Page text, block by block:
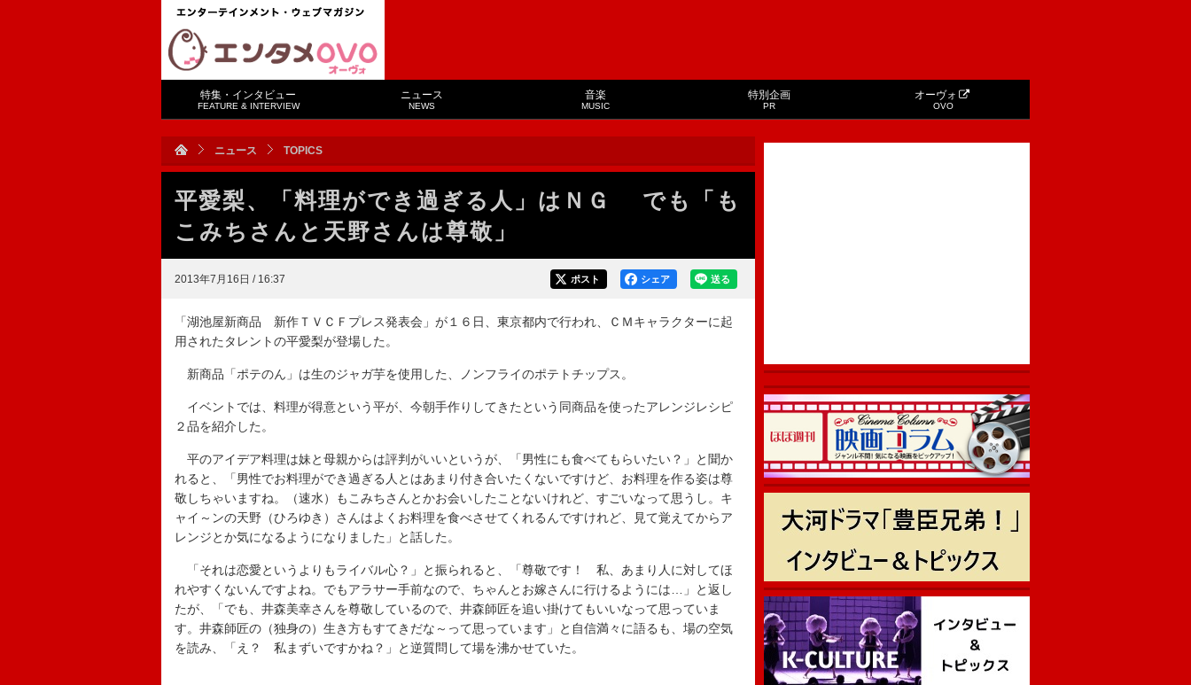
特集・インタビュー
FEATURE & INTERVIEW
ニュース
NEWS
音楽
MUSIC
特別企画
PR
オーヴォ
OVO
ニュース TOPICS
平愛梨、「料理ができ過ぎる人」はＮＧ でも「も
こみちさんと天野さんは尊敬」
2013年7月16日 / 16:37 送る
シェア
ポスト
「湖池屋新商品 新作ＴＶＣＦプレス発表会」が１６日、東京都内で行われ、ＣＭキャラクターに起
用されたタレントの平愛梨が登場した。
新商品「ポテのん」は生のジャガ芋を使用した、ノンフライのポテトチップス。
イベントでは、料理が得意という平が、今朝手作りしてきたという同商品を使ったアレンジレシピ
２品を紹介した。
平のアイデア料理は妹と母親からは評判がいいというが、「男性にも食べてもらいたい？」と聞か
れると、「男性でお料理ができ過ぎる人とはあまり付き合いたくないですけど、お料理を作る姿は尊
敬しちゃいますね。（速水）もこみちさんとかお会いしたことないけれど、すごいなって思うし。キ
ャイ～ンの天野（ひろゆき）さんはよくお料理を食べさせてくれるんですけれど、見て覚えてからア
レンジとか気になるようになりました」と話した。
「それは恋愛というよりもライバル心？」と振られると、「尊敬です！ 私、あまり人に対してほ
れやすくないんですよね。でもアラサー手前なので、ちゃんとお嫁さんに行けるようには…」と返し
たが、「でも、井森美幸さんを尊敬しているので、井森師匠を追い掛けてもいいなって思っていま
す。井森師匠の（独身の）生き方もすてきだな～って思っています」と自信満々に語るも、場の空気
を読み、「え？ 私まずいですかね？」と逆質問して場を沸かせていた。